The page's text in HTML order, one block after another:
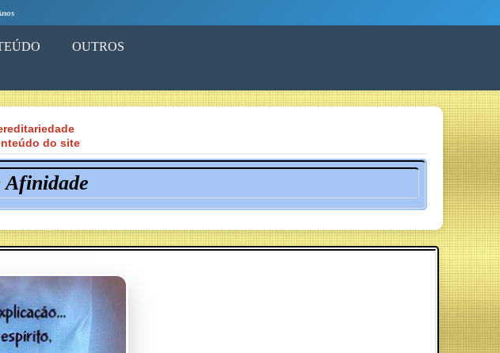
OUTROS
do site
Afinidade